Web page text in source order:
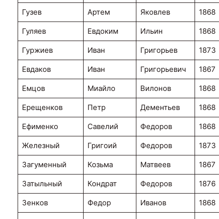
Гузев Артем Яковлев 1868
Гуляев Евдоким Ильин 1868
Гуржиев Иван Григорьев 1873
Евдаков Иван Григорьевич 1867
Емцов Миайло Вилонов 1868
Ерещенков Петр Дементьев 1868
Ефименко Савелий Федоров 1868
Железный Григоий Федоров 1873
Загуменный Козьма Матвеев 1867
Затыльный Кондрат Федоров 1876
Зенков Федор Иванов 1868